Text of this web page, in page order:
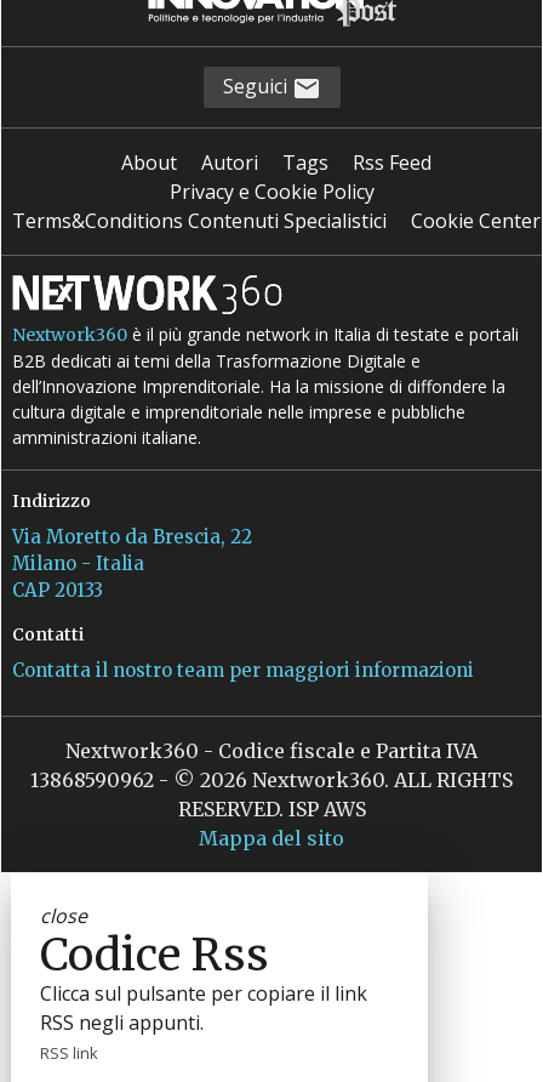
Seguici
About Autori Tags
Rss Feed
Privacy e Cookie Policy
Terms&Conditions Contenuti Specialistici
Cookie Center
Nextwork360 è il più grande network in Italia di testate e portali
B2B dedicati ai temi della Trasformazione Digitale e
dell’Innovazione Imprenditoriale. Ha la missione di diffondere la
cultura digitale e imprenditoriale nelle imprese e pubbliche
amministrazioni italiane.
Indirizzo
Via Moretto da Brescia, 22
Milano - Italia
CAP 20133
Contatti
Contatta il nostro team per maggiori informazioni
Nextwork360 - Codice fiscale e Partita IVA
13868590962 - © 2026 Nextwork360. ALL RIGHTS
RESERVED. ISP AWS
Mappa del sito
close
Codice Rss
Clicca sul pulsante per copiare il link
RSS negli appunti.
RSS link